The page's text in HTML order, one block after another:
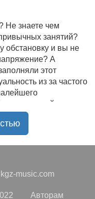
Не знаете чем
занятий?
обстановку и вы не
А
этот
из за частого
контент
вы обратились по
и новых
песен всех времён
music.com
Авторам